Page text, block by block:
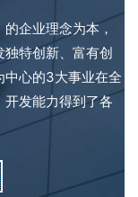
企业理念为本，
特创新、富有创
中心的3大事业在全
开发能力得到了各